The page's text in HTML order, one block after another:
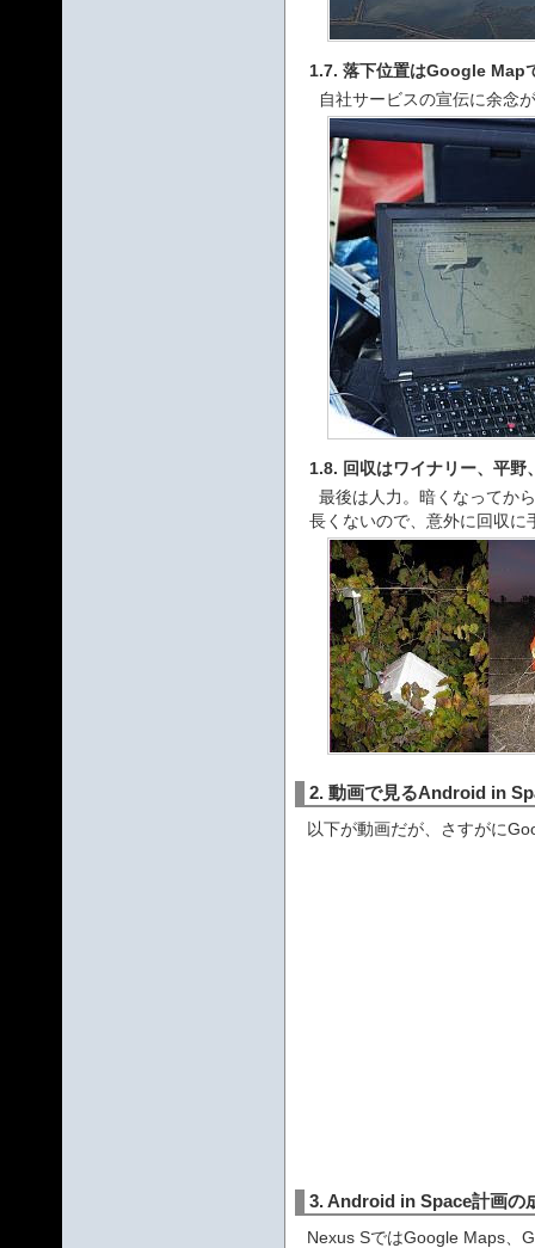
1.7. 落下位置はGoogle Map
自社サービスの宣伝に余念
1.8. 回収はワイナリー、平野
最後は人力。暗くなってか
長くないので、意外に回収に
2. 動画で見るAndroid in
以下が動画だが、さすがに
3. Android in Space計画の
Nexus SではGoogle Maps、